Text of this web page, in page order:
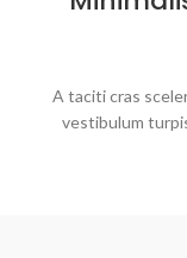
A taciti cras
vestibulum